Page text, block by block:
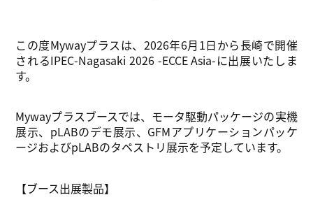
この度Mywayプラスは、2026年6月1日から長崎で開催
されるIPEC-Nagasaki 2026 -ECCE Asia-に出展いたしま
す。
Mywayプラスブースでは、モータ駆動パッケージの実機
展示、pLABのデモ展示、GFMアプリケーションパッケ
ージおよびpLABのタペストリ展示を予定しています。
【ブース出展製品】